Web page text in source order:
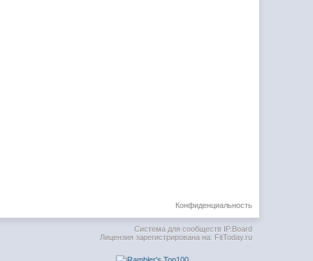
Конфиденциальность
Система для сообществ IP.Board
Лицензия зарегистрирована на: FitToday.ru